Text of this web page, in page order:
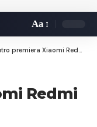
Aa
premiera Xiaomi Redmi Note 4
Redmi